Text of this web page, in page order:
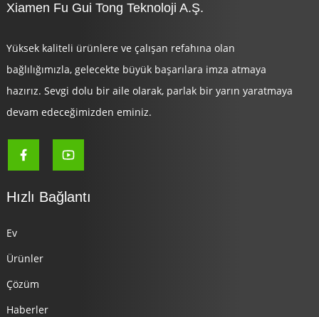
Xiamen Fu Gui Tong Teknoloji A.Ş.
Yüksek kaliteli ürünlere ve çalışan refahına olan
bağlılığımızla, gelecekte büyük başarılara imza atmaya
hazırız. Sevgi dolu bir aile olarak, parlak bir yarın yaratmaya
devam edeceğimizden eminiz.
Hızlı Bağlantı
Ev
Ürünler
Çözüm
Haberler